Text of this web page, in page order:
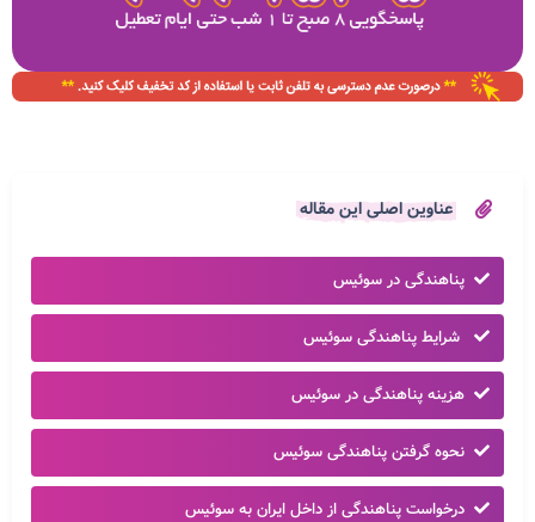
عناوین اصلی این مقاله
پناهندگی در سوئیس
شرایط پناهندگی سوئیس
هزینه پناهندگی در سوئیس
نحوه گرفتن پناهندگی سوئیس
درخواست پناهندگی از داخل ایران به سوئیس